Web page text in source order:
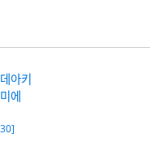
아키
에